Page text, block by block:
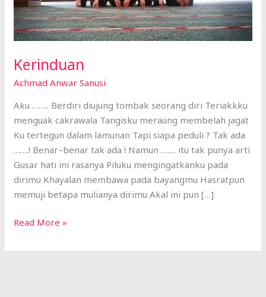
Kerinduan
Achmad Anwar Sanusi
Aku …….. Berdiri diujung tombak seorang diri Teriakkku
menguak cakrawala Tangisku meraung membelah jagat
Ku tertegun dalam lamunan Tapi siapa peduli ? Tak ada
…….! Benar–benar tak ada ! Namun ……. itu tak punya arti
Gusar hati ini rasanya Piluku mengingatkanku pada
dirimu Khayalan membawa pada bayangmu Hasratpun
memuji betapa mulianya dirimu Akal ini pun […]
Read More »